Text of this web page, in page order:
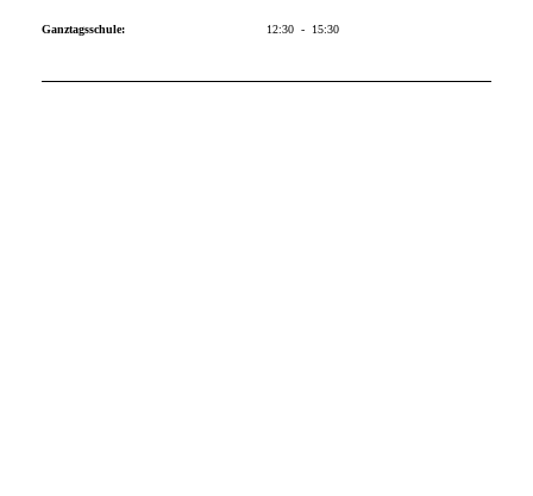
Ganztagsschule: 12:30 - 15:30